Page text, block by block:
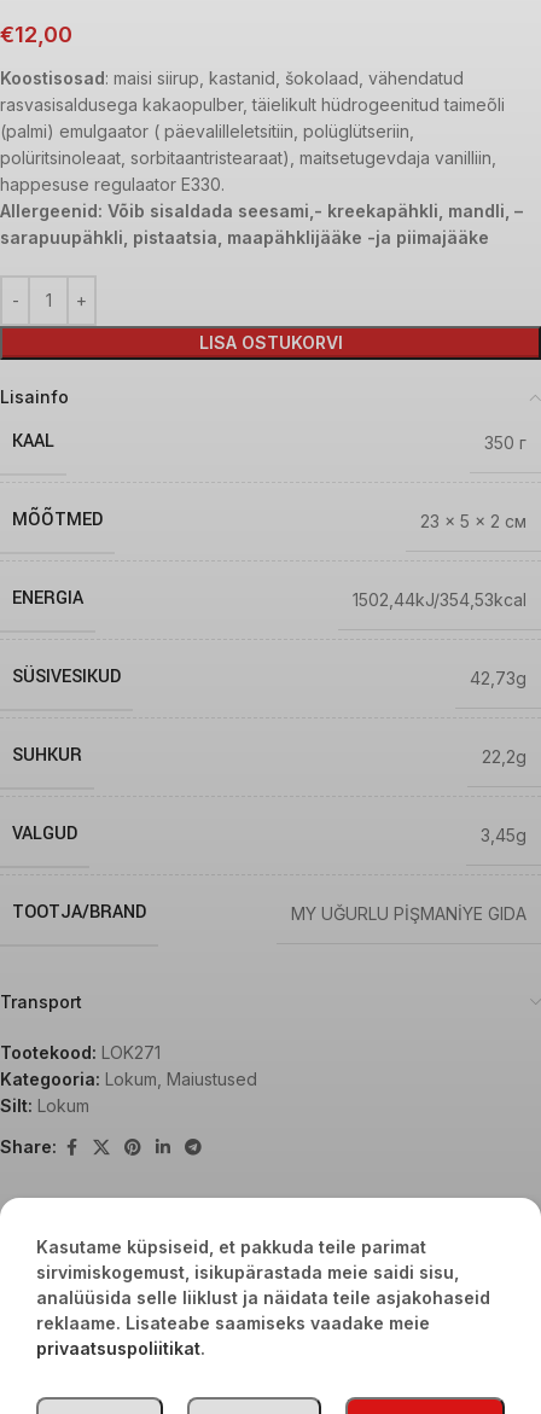
€12,00
Koostisosad: maisi siirup, kastanid, šokolaad, vähendatud
rasvasisaldusega kakaopulber, täielikult hüdrogeenitud taimeõli
(palmi) emulgaator ( päevalilleletsitiin, polüglütseriin,
polüritsinoleaat, sorbitaantristearaat), maitsetugevdaja vanilliin,
happesuse regulaator E330.
Allergeenid: Võib sisaldada seesami,- kreekapähkli, mandli, –
sarapuupähkli, pistaatsia, maapähklijääke -ja piimajääke
LISA OSTUKORVI
Lisainfo
KAAL 350 г
MÕÕTMED 23 × 5 × 2 см
ENERGIA 1502,44kJ/354,53kcal
SÜSIVESIKUD 42,73g
SUHKUR 22,2g
VALGUD 3,45g
TOOTJA/BRAND MY UĞURLU PİŞMANİYE GIDA
Transport
Tootekood: LOK271
Kategooria: Lokum Maiustused
Silt: Lokum
Share:
Seotud tooted
Kasutame küpsiseid, et pakkuda teile parimat
sirvimiskogemust, isikupärastada meie saidi sisu,
analüüsida selle liiklust ja näidata teile asjakohaseid
reklaame. Lisateabe saamiseks vaadake meie
privaatsuspoliitikat.